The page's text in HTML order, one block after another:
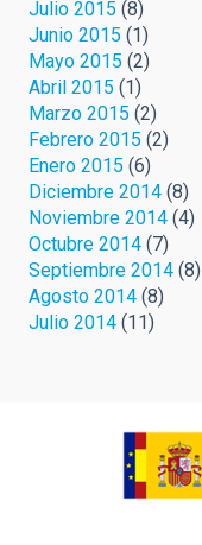
Julio 2015 (8)
Junio 2015 (1)
Mayo 2015 (2)
Abril 2015 (1)
Marzo 2015 (2)
Febrero 2015 (2)
Enero 2015 (6)
Diciembre 2014 (8)
Noviembre 2014 (4)
Octubre 2014 (7)
Septiembre 2014 (8)
Agosto 2014 (8)
Julio 2014 (11)